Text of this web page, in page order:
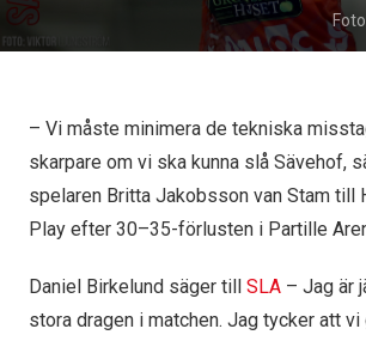
– Vi måste minimera de tekniska
skarpare om vi ska kunna slå Sävehof,
spelaren Britta Jakobsson van Stam till
Play efter 30–35-förlusten i Partille
Daniel Birkelund säger till SLA – Jag är
stora dragen i matchen. Jag tycker att